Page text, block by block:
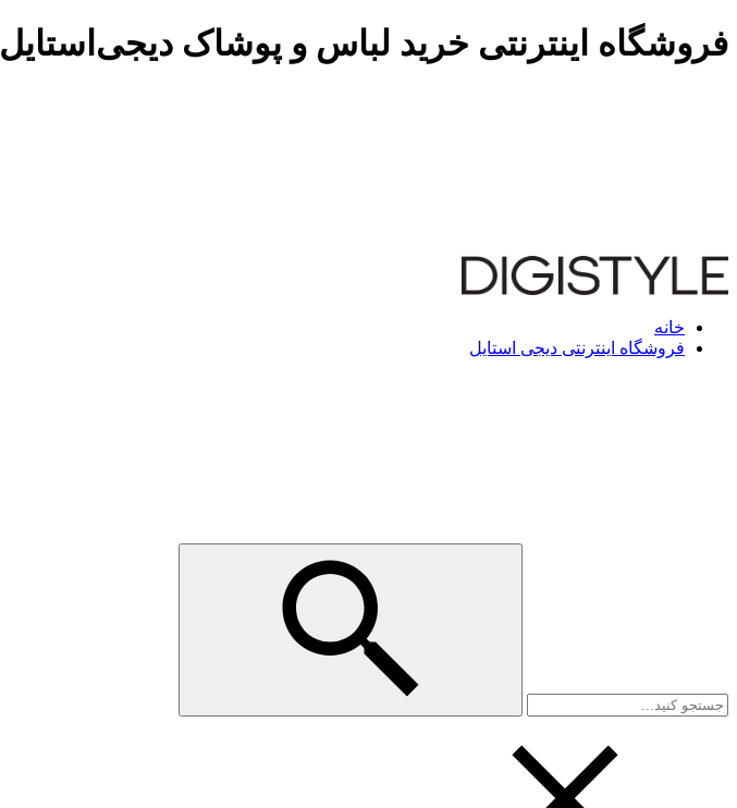
فروشگاه اینترنتی خرید لباس و پوشاک دیجی‌استایل
خانه
فروشگاه اینترنتی دیجی استایل